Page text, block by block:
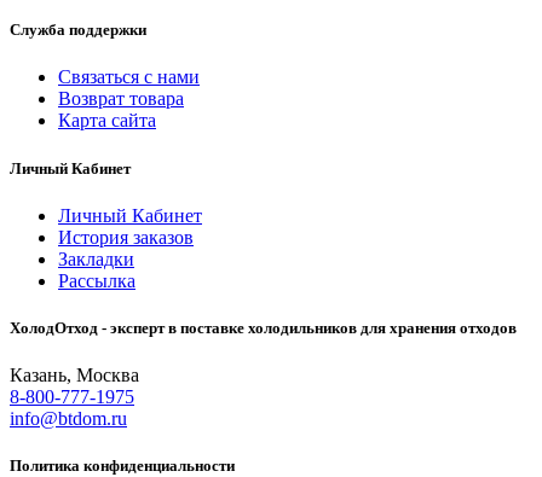
Служба поддержки
Связаться с нами
Возврат товара
Карта сайта
Личный Кабинет
Личный Кабинет
История заказов
Закладки
Рассылка
ХолодОтход - эксперт в поставке холодильников для хранения отходов
Казань, Москва
8-800-777-1975
info@btdom.ru
Политика конфиденциальности